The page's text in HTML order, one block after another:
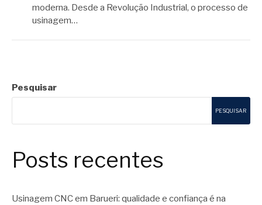
moderna. Desde a Revolução Industrial, o processo de
usinagem…
Pesquisar
PESQUISAR
Posts recentes
Usinagem CNC em Barueri: qualidade e confiança é na